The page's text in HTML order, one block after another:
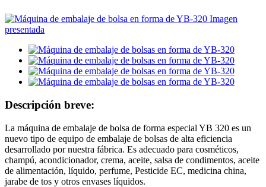
Descripción breve:
La máquina de embalaje de bolsa de forma especial YB 320 es un
nuevo tipo de equipo de embalaje de bolsas de alta eficiencia
desarrollado por nuestra fábrica. Es adecuado para cosméticos,
champú, acondicionador, crema, aceite, salsa de condimentos, aceite
de alimentación, líquido, perfume, Pesticide EC, medicina china,
jarabe de tos y otros envases líquidos.